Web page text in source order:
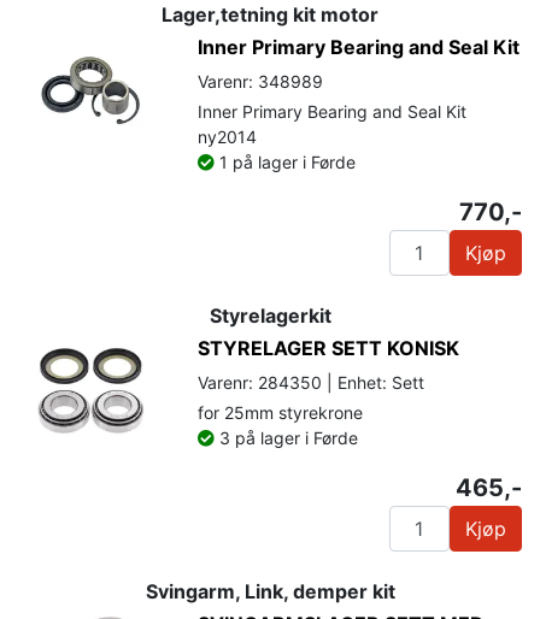
Lager,tetning kit motor
Inner Primary Bearing and Seal Kit
Varenr: 348989
Inner Primary Bearing and Seal Kit
ny2014
1 på lager i Førde
770,-
Kjøp
Styrelagerkit
STYRELAGER SETT KONISK
Varenr: 284350 | Enhet: Sett
for 25mm styrekrone
3 på lager i Førde
465,-
Kjøp
Svingarm, Link, demper kit